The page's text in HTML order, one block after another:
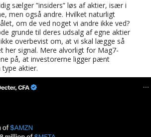
sælger ”insiders” løs af aktier, især i
men også andre. Hvilket naturligt
om de ved noget vi andre ikke ved?
grunde til deres udsalg af egne aktier
overbevist om, at vi skal lægge så
her signal. Mere alvorligt for Mag7-
på, at investorerne ligger pænt
aktier.